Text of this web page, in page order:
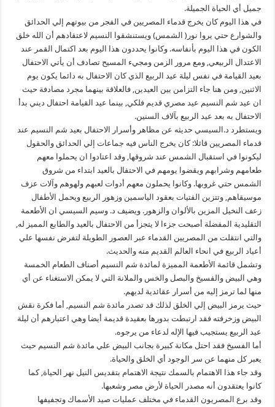
جميل أي الحياة الجميلة.
في هذا اليوم كان يخرج قدماء المصريين في الفجر من بيوتهم إلي الحدائق
والشوارع حتي يروا نور( الشمس) ويستنشقوا النسيم لاعتقادهم أن الله خلق
الكون في هذا اليوم بأنفاسه. وكانوا يحددون هذا اليوم بعد اكتمال القمر عند
الاعتدال الربيعي, ومع مرور الزمن ومجيء المسيح تصادف أن يأتي الاحتفال
بعيد القيامة في نفس ليلة عيد الربيع الذي كان الاحتفال به دائما يكون يوم
الاثنين, ومن هنا جاء التزامن بين العيدين, فالعلاقة بينهما مجرد مصادفة حيث
ان عيد شم النسيم عيد مصري قديم فلكي, بينما عيد القيامة احتفال ديني بدأ
الاحتفال به بعد عيد الربيع بآلاف السنين.
ويستطرد د.السيسي حديثه عن مظاهر وأسرار الاحتفال بعيد شم النسيم عند
قدماء المصريين قائلا: كان يخرج الناس فيه جماعات إلي الحدائق والحقول
ليكونوا في استقبال الشمس عند شروقها, وقد اعتادوا ان يحملوا معهم
طعامهم وشرابهم ويقضوا يومهم في الاحتفال بالعيد ابتداء من شروق
الشمس حتي غروبها. وكانوا يحملون معهم أدوات لعبهم ولهوهم وآلات عزف
موسيقاهم, وتتزين الفتيات بعقود الياسمين وزهور الربيع ويحمل الأطفال
زعف النخيل المزين بالألوان والزهور. ويضيف د. وسيم السيسي ان الأطعمة
التقليدية المفضلة أصبحت جزءا لا يتجزأ من الاحتفال بالعيد والطابع المميز له,
والتي انتقلت من المصريين القدماء عبر العصور الطويلة لتفرض نفسها علي
أعياد الربيع في انحاء العالم القديم منه والحديث.
وتشمل قائمة الأطعمة المميزة لمائدة شم النسيم أصناف الطعام الخمسة
وهي البيض والفسيخ والبصل والخس والملانة التي لا يمكن الاستغناء عن أي
منها لما ترمز إليه من أسرار عقائدية لديهم.
حيث يرمز البيض إلي الخلق لذلك قد تصدر مائدة شم النسيم, أما فكرة نقش
البيض وزخرفته فقد ارتبطت بدورها بعقيدة قديمة أيضا وهي اعتبارهم أن ليلة
عيد الربيع يستجيب فيها الإله لدعاء من يرجوه.
أما الفسيخ فقد احتل مكانة كبيرة بجانب البيض علي مائدة شم النسيم حيث
يعبر كل منهما عن سر الوجود أي الخلق والحياة.
وقد جاء هذا الاهتمام بالسمك نتيجة الاهتمام بتقديس النيل نهر الحياة, كما
كانوا يعتقدون أنه مصدر الحياة لأرض مصر وشعبها.
وقد برع المصريون القدماء في مختلف عمليات صيد الأسماك وتجفيفها